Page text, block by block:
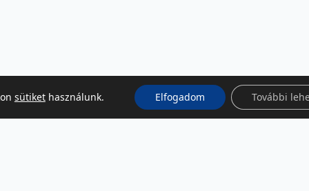
sütikethasználunk. Elfogadom További